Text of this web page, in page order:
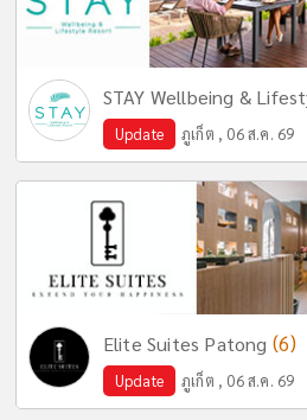
STAY Wellbeing &
Update ภูเก็ต , 06 ส.ค. 69
Elite Suites Patong (6)
Update ภูเก็ต , 06 ส.ค. 69